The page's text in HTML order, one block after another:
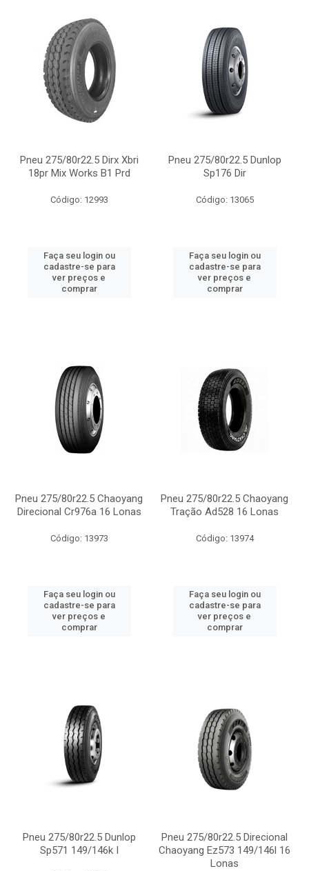
Pneu 275/80r22.5 Dirx Xbri
18pr Mix Works B1 Prd
Código: 12993
Faça seu login ou
cadastre-se para
ver preços e
comprar
Pneu 275/80r22.5 Dunlop
Sp176 Dir
Código: 13065
Faça seu login ou
cadastre-se para
ver preços e
comprar
Pneu 275/80r22.5 Chaoyang
Direcional Cr976a 16 Lonas
Código: 13973
Faça seu login ou
cadastre-se para
ver preços e
comprar
Pneu 275/80r22.5 Chaoyang
Tração Ad528 16 Lonas
Código: 13974
Faça seu login ou
cadastre-se para
ver preços e
comprar
Pneu 275/80r22.5 Dunlop
Sp571 149/146k I
Pneu 275/80r22.5 Direcional
Chaoyang Ez573 149/146l 16
Lonas